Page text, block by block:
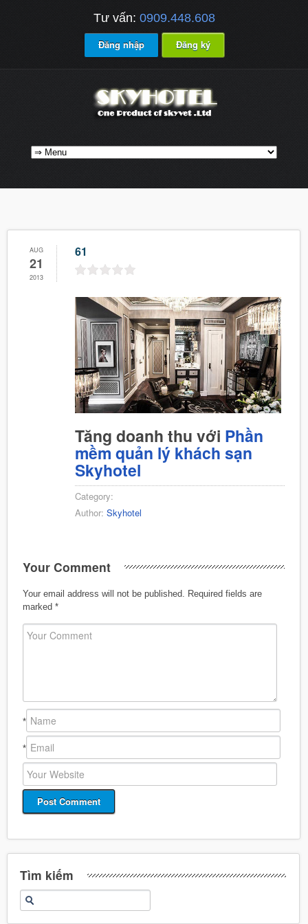
Tư vấn: 0909.448.608
Đăng nhập Đăng ký
AUG
21
2013
61
Tăng doanh thu với Phần
mềm quản lý khách sạn
Skyhotel
Category:
Author: Skyhotel
Your Comment
Your email address will not be published.
Required fields are
marked *
*
*
Tìm kiếm